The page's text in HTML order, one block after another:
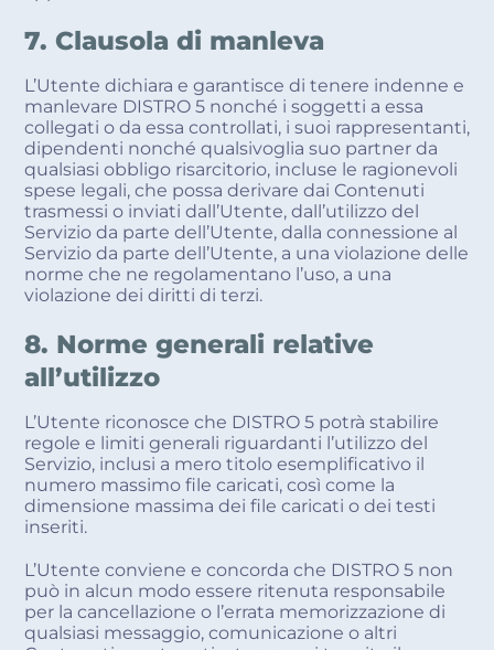
7. Clausola di manleva
L’Utente dichiara e garantisce di tenere indenne e
manlevare DISTRO 5 nonché i soggetti a essa
collegati o da essa controllati, i suoi rappresentanti,
dipendenti nonché qualsivoglia suo partner da
qualsiasi obbligo risarcitorio, incluse le ragionevoli
spese legali, che possa derivare dai Contenuti
trasmessi o inviati dall’Utente, dall’utilizzo del
Servizio da parte dell’Utente, dalla connessione al
Servizio da parte dell’Utente, a una violazione delle
norme che ne regolamentano l’uso, a una
violazione dei diritti di terzi.
8. Norme generali relative
all’utilizzo
L’Utente riconosce che DISTRO 5 potrà stabilire
regole e limiti generali riguardanti l’utilizzo del
Servizio, inclusi a mero titolo esemplificativo il
numero massimo file caricati, così come la
dimensione massima dei file caricati o dei testi
inseriti.
L’Utente conviene e concorda che DISTRO 5 non
può in alcun modo essere ritenuta responsabile
per la cancellazione o l’errata memorizzazione di
qualsiasi messaggio, comunicazione o altri